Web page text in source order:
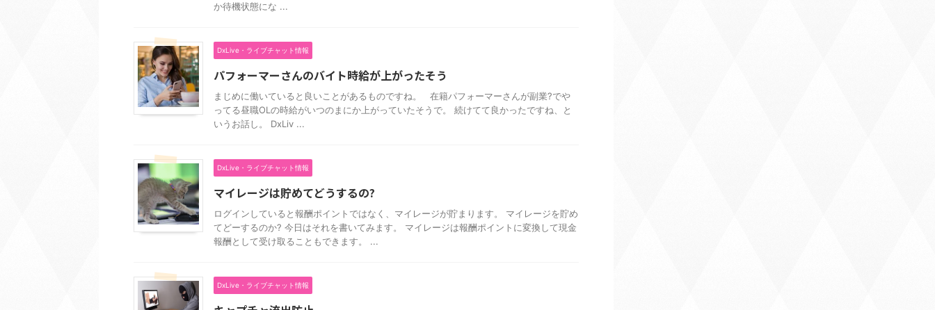
か待機状態にな ...
DxLive・ライブチャット情報
パフォーマーさんのバイト時給が上がったそう
まじめに働いていると良いことがあるものですね。 在籍パフォーマーさんが副業?でや
ってる昼職OLの時給がいつのまにか上がっていたそうで。 続けてて良かったですね、と
いうお話し。 DxLiv ...
DxLive・ライブチャット情報
マイレージは貯めてどうするの?
ログインしていると報酬ポイントではなく、マイレージが貯まります。 マイレージを貯め
てどーするのか? 今日はそれを書いてみます。 マイレージは報酬ポイントに変換して現金
報酬として受け取ることもできます。 ...
DxLive・ライブチャット情報